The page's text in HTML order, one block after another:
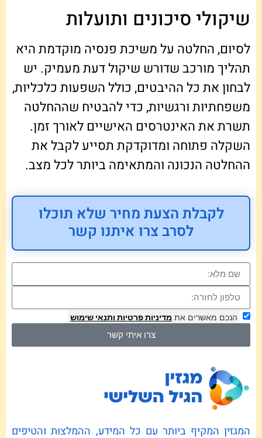
שיקולי סיכונים ותועלות
לסיום, החלטה על משיכת פנסיה מוקדמת היא
תהליך מורכב שדורש שיקול דעת מעמיק. יש
לבחון את כל ההיבטים, כולל השפעות כלכליות,
משפחתיות ורגשיות, כדי להבטיח שההחלטה
תשרת את האינטרסים האישיים לאורך זמן.
השקלה פתוחה ומדוקדקת תסייע לקבל את
ההחלטה הנכונה והמתאימה ביותר לכל מצב.
לקבלת הצעת מחיר שלא תוכלו
לסרב צרו איתנו קשר
הנכם מאשרים את מדיניות פרטיות ותנאי שימוש
צרו איתי קשר
המגזין המקיף ביותר עם כל המידע, ההמלצות והטיפים